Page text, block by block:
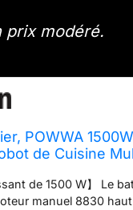
prix modéré.
POWWA
de Cuisine
de 1500 W】 Le
manuel 8830